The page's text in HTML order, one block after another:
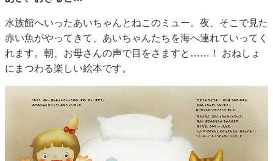
水族館へいったあいちゃんとねこのミュー。夜、そこで見た
赤い魚がやってきて、あいちゃんたちを海へ連れていってく
れます。朝、お母さんの声で目をさますと……！ おねしょ
にまつわる楽しい絵本です。